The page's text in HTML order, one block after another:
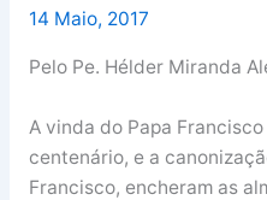
14 Maio, 2017
Pelo Pe. Hélder Miranda
A vinda do Papa
centenário, e a
Francisco, encheram as